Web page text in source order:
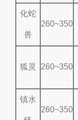
化蛇
兽
260~350
狐灵 260~350
镇水
260~350